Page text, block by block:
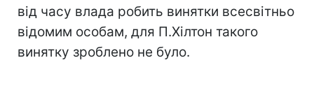
від часу влада робить винятки всесвітньо
відомим особам, для П.Хілтон такого
винятку зроблено не було.